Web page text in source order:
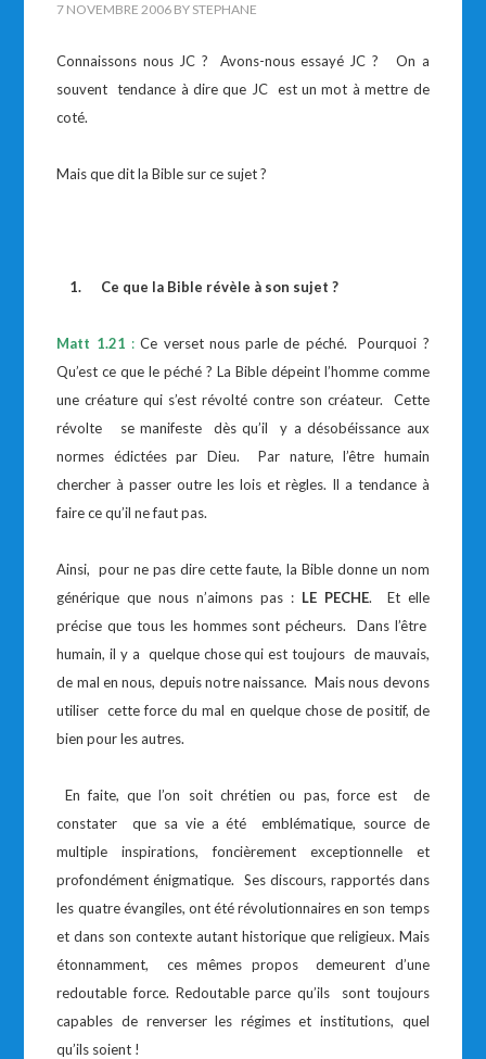
7 NOVEMBRE 2006 BY STEPHANE
Connaissons nous JC ? Avons-nous essayé JC ? On a
souvent tendance à dire que JC est un mot à mettre de
coté.
Mais que dit la Bible sur ce sujet ?
1. Ce que la Bible révèle à son sujet ?
Matt 1.21 :Ce verset nous parle de péché. Pourquoi ?
Qu’est ce que le péché ? La Bible dépeint l’homme comme
une créature qui s’est révolté contre son créateur. Cette
révolte se manifeste dès qu’il y a désobéissance aux
normes édictées par Dieu. Par nature, l’être humain
chercher à passer outre les lois et règles. Il a tendance à
faire ce qu’il ne faut pas.
Ainsi, pour ne pas dire cette faute, la Bible donne un nom
générique que nous n’aimons pas : LE PECHE. Et elle
précise que tous les hommes sont pécheurs. Dans l’être
humain, il y a quelque chose qui est toujours de mauvais,
de mal en nous, depuis notre naissance. Mais nous devons
utiliser cette force du mal en quelque chose de positif, de
bien pour les autres.
En faite, que l’on soit chrétien ou pas, force est de
constater que sa vie a été emblématique, source de
multiple inspirations, foncièrement exceptionnelle et
profondément énigmatique. Ses discours, rapportés dans
les quatre évangiles, ont été révolutionnaires en son temps
et dans son contexte autant historique que religieux. Mais
étonnamment, ces mêmes propos demeurent d’une
redoutable force. Redoutable parce qu’ils sont toujours
capables de renverser les régimes et institutions, quel
qu’ils soient !